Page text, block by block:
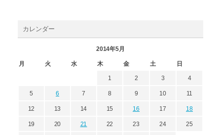
カレンダー
2014年5月
月 火 水 木 金 土 日
1 2 3 4
5 6 7 8 9 10 11
12 13 14 15 16 17 18
19 20 21 22 23 24 25